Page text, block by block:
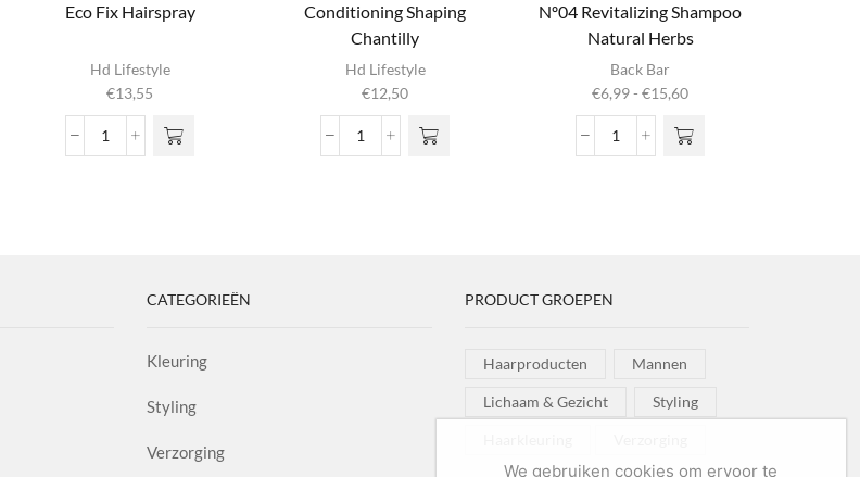
Eco Fix Hairspray
Hd Lifestyle
€13,55
Eco
Conditioning Shaping
Chantilly
Hd Lifestyle
€12,50
Conditioning
Nº04 Revitalizing Shampoo
Natural Herbs
Back Bar
€6,99- €15,60Prijsklasse:
tot
Nº04
heeft
meerdere
optie kan
CATEGORIEËN
Kleuring
Styling
Verzorging
PRODUCT GROEPEN
Haarproducten Mannen
Lichaam & Gezicht Styling
We gebruiken cookies om ervoor te